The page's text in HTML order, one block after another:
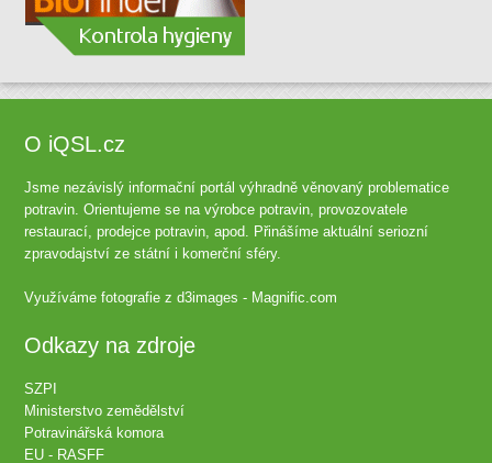
O iQSL.cz
Jsme nezávislý informační portál výhradně věnovaný problematice
potravin. Orientujeme se na výrobce potravin, provozovatele
restaurací, prodejce potravin, apod. Přinášíme aktuální seriozní
zpravodajství ze státní i komerční sféry.
Využíváme fotografie zd3images - Magnific.com
Odkazy na zdroje
SZPI
Ministerstvo zemědělství
Potravinářská komora
EU - RASFF